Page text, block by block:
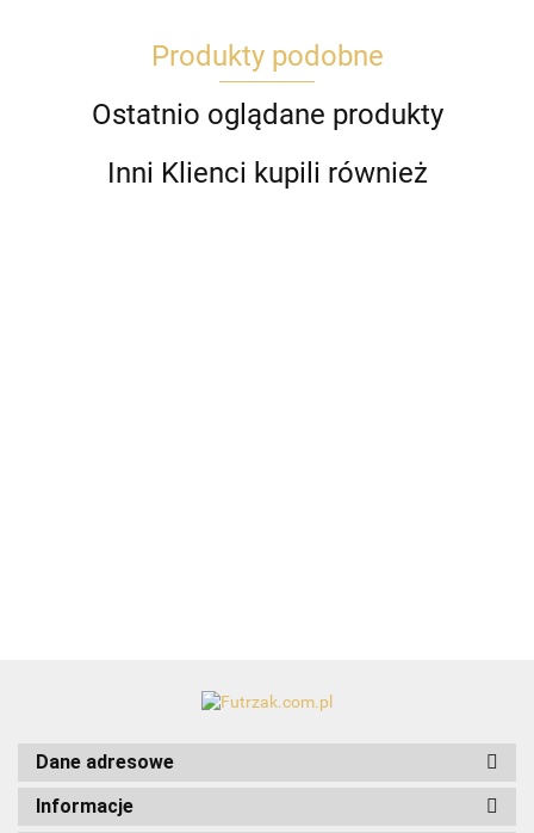
Produkty podobne
Ostatnio oglądane produkty
Inni Klienci kupili również
Dane adresowe
Informacje